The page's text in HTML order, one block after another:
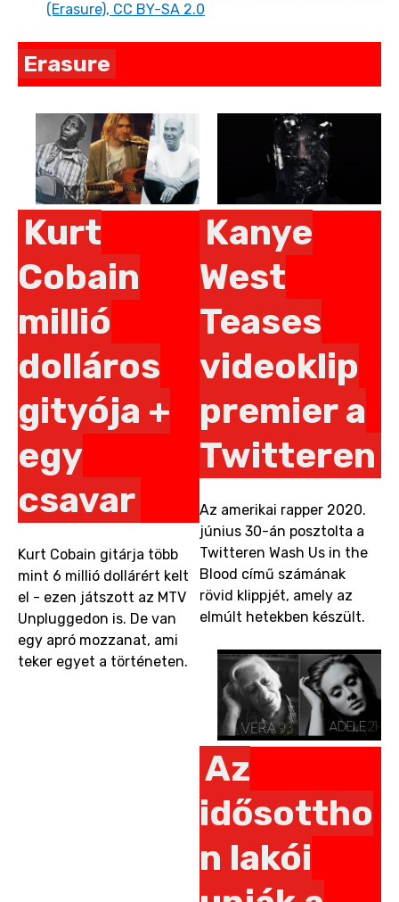
(Erasure), CC BY-SA 2.0
Erasure
Kurt
Cobain
millió
dolláros
gityója +
egy
csavar
Kurt Cobain gitárja több
mint 6 millió dollárért kelt
el - ezen játszott az MTV
Unpluggedon is. De van
egy apró mozzanat, ami
teker egyet a történeten.
Kanye
West
Teases
videoklip
premier a
Twitteren
Az amerikai rapper 2020.
június 30-án posztolta a
Twitteren Wash Us in the
Blood című számának
rövid klippjét, amely az
elmúlt hetekben készült.
Az
idősottho
n lakói
Pages